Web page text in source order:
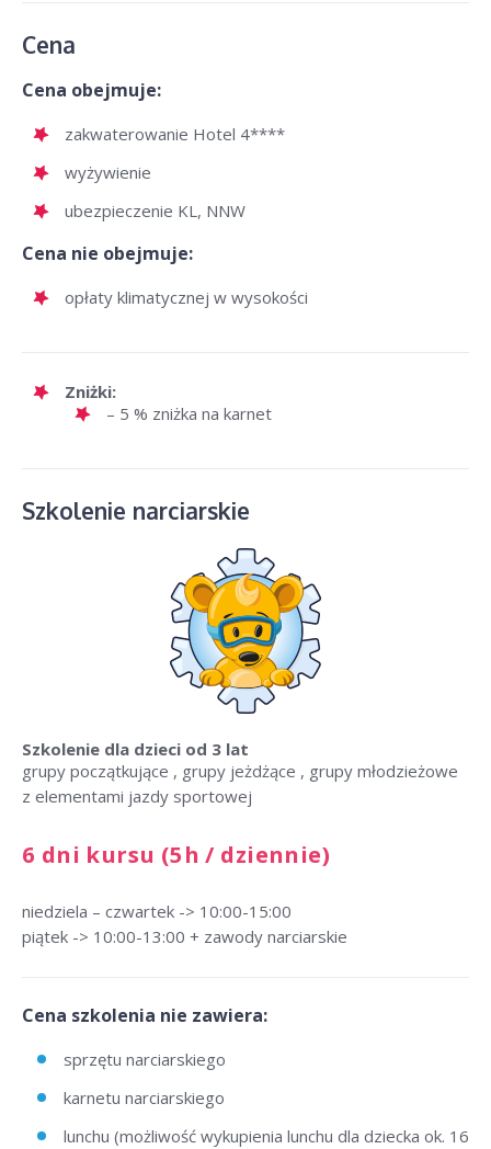
Cena
Cena obejmuje:
zakwaterowanie Hotel 4****
wyżywienie
ubezpieczenie KL, NNW
Cena nie obejmuje:
opłaty klimatycznej w wysokości
Zniżki:
– 5 % zniżka na karnet
Szkolenie narciarskie
Szkolenie dla dzieci od 3 lat
grupy początkujące , grupy jeżdżące , grupy młodzieżowe
z elementami jazdy sportowej
6 dni kursu (5h / dziennie)
niedziela – czwartek -> 10:00-15:00
piątek -> 10:00-13:00 + zawody narciarskie
Cena szkolenia nie zawiera:
sprzętu narciarskiego
karnetu narciarskiego
lunchu (możliwość wykupienia lunchu dla dziecka ok. 16